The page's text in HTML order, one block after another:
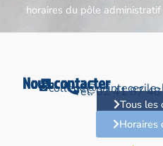
horaires du pôle
Nous contacterTél. 02 41 87
Tous les
Horaires